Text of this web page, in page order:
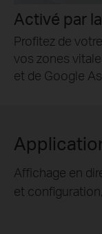
Activé par
Profitez de
vos zones
et de Google
Affichage en
et